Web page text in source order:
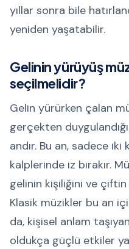
yıllar sonra bile
yeniden yaşatabilir.
Gelinin yürüyüş
seçilmelidir?
Gelin yürürken çalan
gerçekten
andır. Bu an, sadece
kalplerinde iz bırakır.
gelinin kişiliğini ve çiftin
Klasik müzikler bu an
da, kişisel anlam
oldukça güçlü etkiler